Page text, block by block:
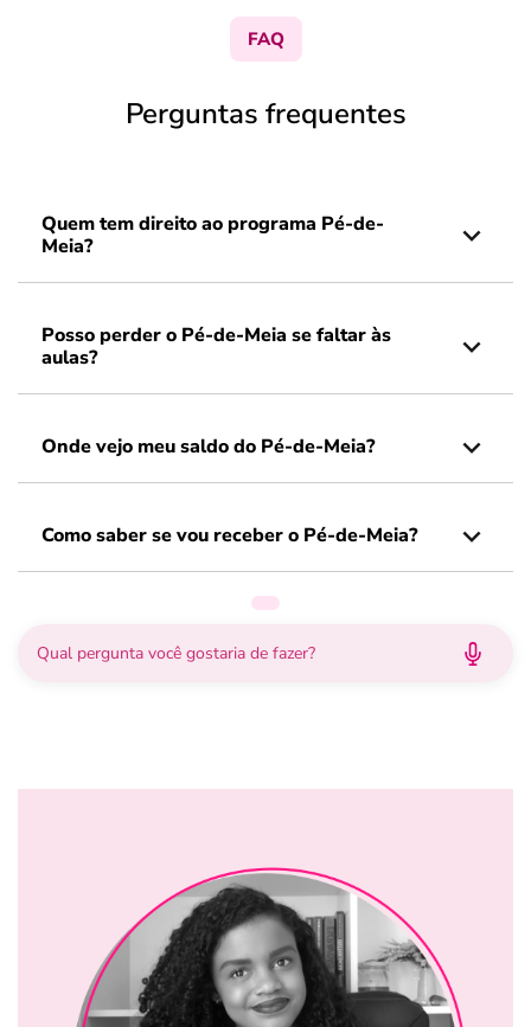
FAQ
Perguntas frequentes
Quem tem direito ao programa Pé-de-
Meia?
Posso perder o Pé-de-Meia se faltar às
aulas?
Onde vejo meu saldo do Pé-de-Meia?
Como saber se vou receber o Pé-de-Meia?